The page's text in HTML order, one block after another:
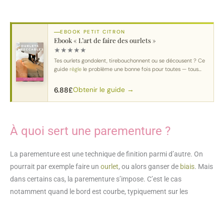
EBOOK PETIT CITRON
Ebook « L’art de faire des ourlets »
★★★★★
Tes ourlets gondolent, tirebouchonnent ou se décousent ? Ce
guide règle le problème une bonne fois pour toutes — tous
6.88£Obtenir le guide →
À quoi sert une parementure ?
La parementure est une technique de finition parmi d’autre. On
pourrait par exemple faire un ourlet, ou alors ganser de biais. Mais
dans certains cas, la parementure s’impose. C’est le cas
notamment quand le bord est courbe, typiquement sur les